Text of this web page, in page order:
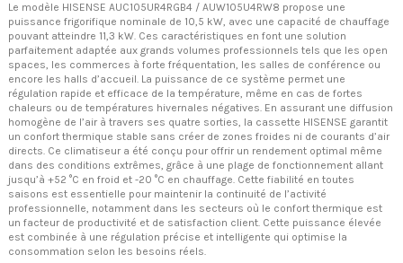
Le modèle HISENSE AUC105UR4RGB4 / AUW105U4RW8 propose une
puissance frigorifique nominale de 10,5 kW, avec une capacité de chauffage
pouvant atteindre 11,3 kW. Ces caractéristiques en font une solution
parfaitement adaptée aux grands volumes professionnels tels que les open
spaces, les commerces à forte fréquentation, les salles de conférence ou
encore les halls d’accueil. La puissance de ce système permet une
régulation rapide et efficace de la température, même en cas de fortes
chaleurs ou de températures hivernales négatives. En assurant une diffusion
homogène de l’air à travers ses quatre sorties, la cassette HISENSE garantit
un confort thermique stable sans créer de zones froides ni de courants d’air
directs. Ce climatiseur a été conçu pour offrir un rendement optimal même
dans des conditions extrêmes, grâce à une plage de fonctionnement allant
jusqu’à +52 °C en froid et -20 °C en chauffage. Cette fiabilité en toutes
saisons est essentielle pour maintenir la continuité de l’activité
professionnelle, notamment dans les secteurs où le confort thermique est
un facteur de productivité et de satisfaction client. Cette puissance élevée
est combinée à une régulation précise et intelligente qui optimise la
consommation selon les besoins réels.